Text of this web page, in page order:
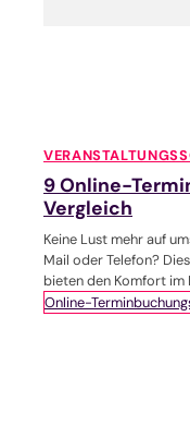
9 Online-
Vergleich
Keine Lust mehr auf
Mail oder Telefon?
bieten den Komfort im
Freudensprünge
Online-